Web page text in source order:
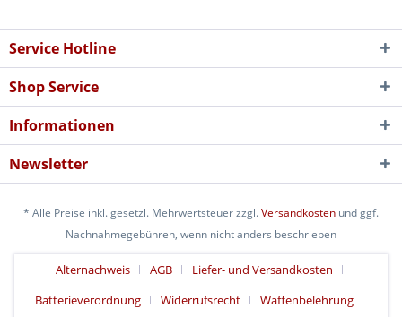
Service Hotline
Shop Service
Informationen
Newsletter
* Alle Preise inkl. gesetzl. Mehrwertsteuer zzgl.Versandkosten und ggf.
Nachnahmegebühren, wenn nicht anders beschrieben
Alternachweis AGB
Liefer- und Versandkosten
Batterieverordnung
Widerrufsrecht Waffenbelehrung